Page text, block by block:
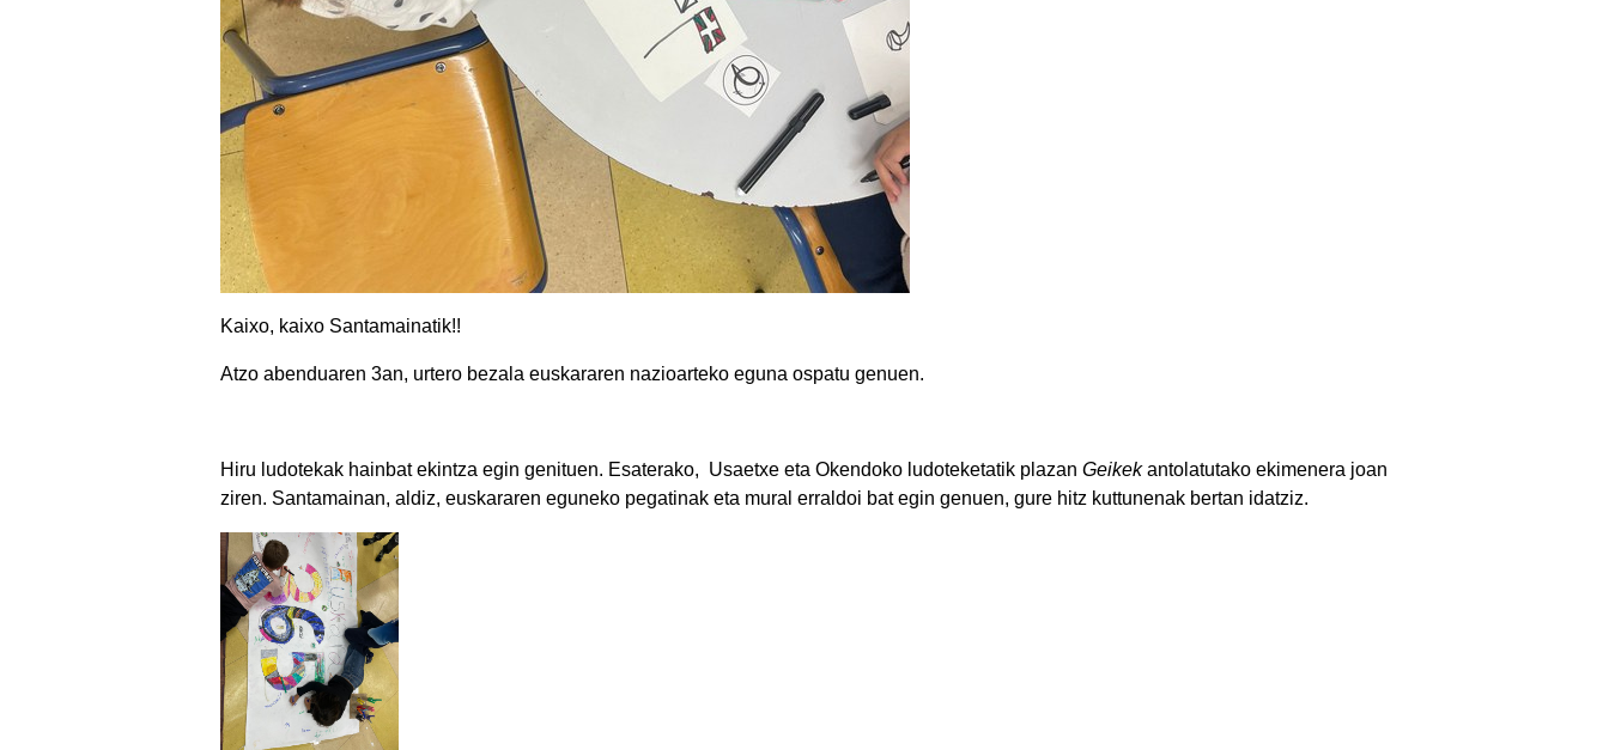
Kaixo, kaixo Santamainatik!!
Atzo abenduaren 3an, urtero bezala euskararen nazioarteko eguna ospatu genuen.
Hiru ludotekak hainbat ekintza egin genituen. Esaterako, Usaetxe eta Okendoko ludoteketatik plazan Geikekantolatutako ekimenera joan
ziren. Santamainan, aldiz, euskararen eguneko pegatinak eta mural erraldoi bat egin genuen, gure hitz kuttunenak bertan idatziz.